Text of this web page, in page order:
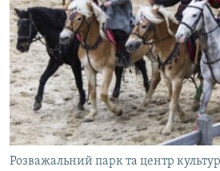
Розважальний парк та центр